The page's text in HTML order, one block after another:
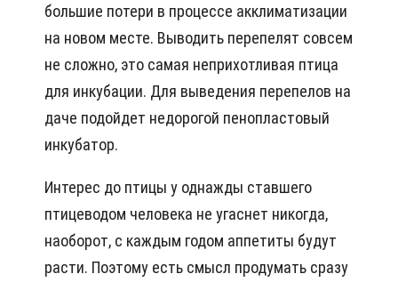
большие потери в процессе акклиматизации
на новом месте. Выводить перепелят совсем
не сложно, это самая неприхотливая птица
для инкубации. Для выведения перепелов на
даче подойдет недорогой пенопластовый
инкубатор.
Интерес до птицы у однажды ставшего
птицеводом человека не угаснет никогда,
наоборот, с каждым годом аппетиты будут
расти. Поэтому есть смысл продумать сразу